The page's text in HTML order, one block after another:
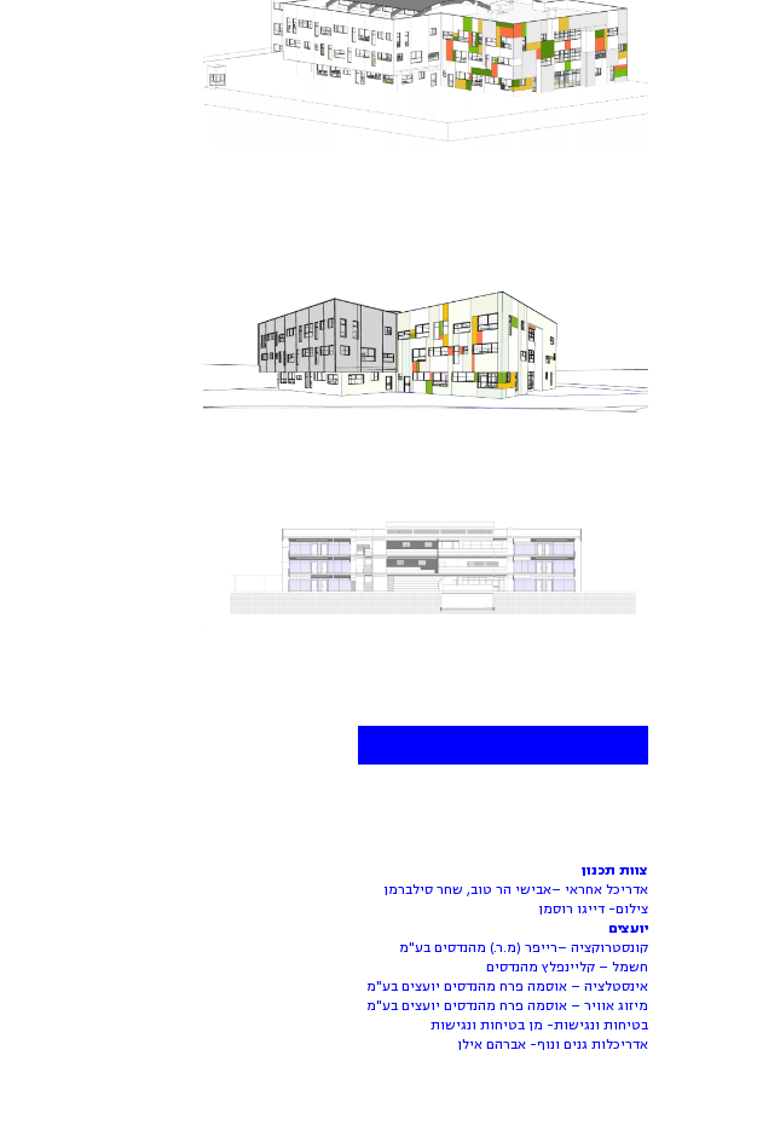
צוות תכנון
אדריכל אחראי –אבישי הר טוב, שחר סילברמן
צילום- דייגו רוסמן
יועצים
קונסטרוקציה –רייפר (מ.ר.) מהנדסים בע"מ
חשמל – קליינפלץ מהנדסים
אינסטלציה – אוסמה פרח מהנדסים יועצים בע"מ
מיזוג אוויר – אוסמה פרח מהנדסים יועצים בע"מ
בטיחות ונגישות- מן בטיחות ונגישות
אדריכלות גנים ונוף- אברהם אילן